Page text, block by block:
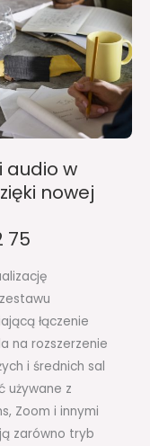
audio w
nowej
75
łączenie
na rozszerzenie
i średnich sal
używane z
Zoom i innymi
zarówno tryb